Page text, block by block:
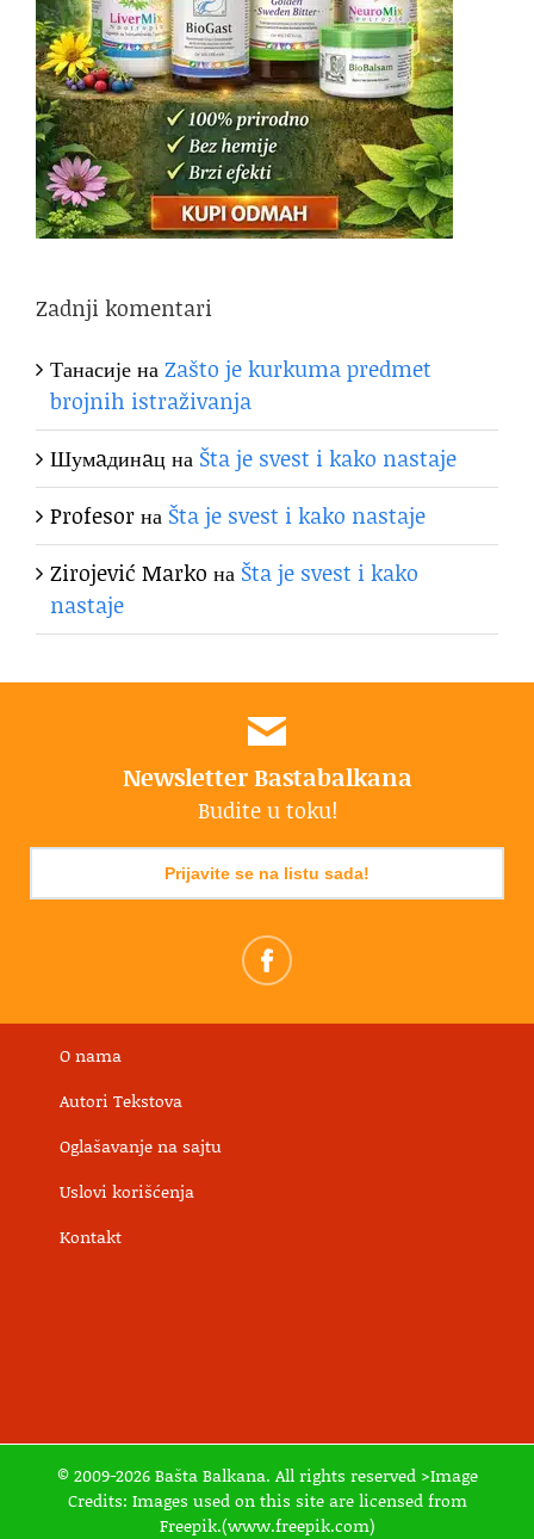
Zadnji komentari
ТанасијенаZašto je kurkuma predmet
brojnih istraživanja
Шумaдинaцна Šta je svest i kako nastaje
Profesorна Šta je svest i kako nastaje
Zirojević Marko на Šta je svest i kako
nastaje
Newsletter Bastabalkana
Budite u toku!
Prijavite se na listu sada!
O nama
Autori Tekstova
Oglašavanje na sajtu
Uslovi korišćenja
Kontakt
© 2009-2026 Bašta Balkana. All rights reserved >Image
Credits: Images used on this site are licensed from
Freepik.(www.freepik.com)